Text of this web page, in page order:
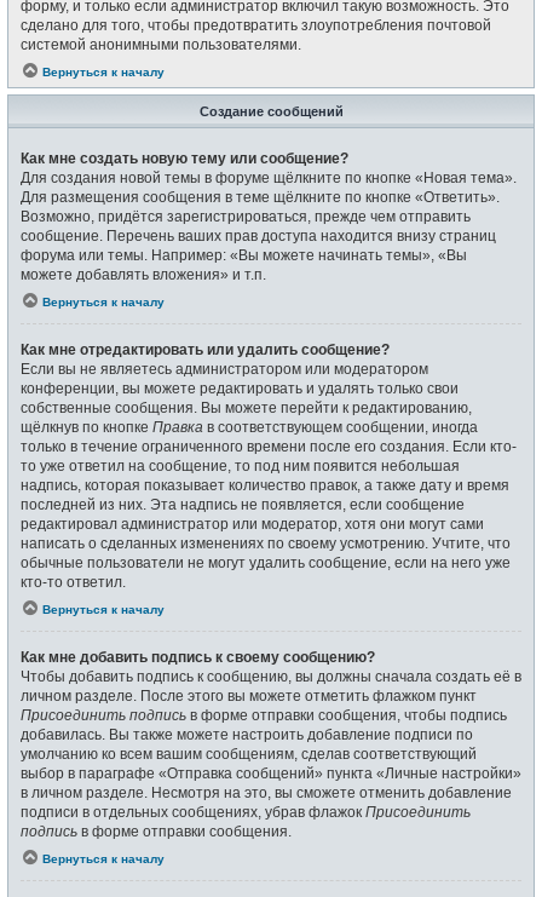
форму, и только если администратор включил такую возможность. Это
сделано для того, чтобы предотвратить злоупотребления почтовой
системой анонимными пользователями.
Вернуться к началу
Создание сообщений
Как мне создать новую тему или сообщение?
Для создания новой темы в форуме щёлкните по кнопке «Новая тема».
Для размещения сообщения в теме щёлкните по кнопке «Ответить».
Возможно, придётся зарегистрироваться, прежде чем отправить
сообщение. Перечень ваших прав доступа находится внизу страниц
форума или темы. Например: «Вы можете начинать темы», «Вы
можете добавлять вложения» и т.п.
Вернуться к началу
Как мне отредактировать или удалить сообщение?
Если вы не являетесь администратором или модератором
конференции, вы можете редактировать и удалять только свои
собственные сообщения. Вы можете перейти к редактированию,
щёлкнув по кнопке Правка в соответствующем сообщении, иногда
только в течение ограниченного времени после его создания. Если кто-
то уже ответил на сообщение, то под ним появится небольшая
надпись, которая показывает количество правок, а также дату и время
последней из них. Эта надпись не появляется, если сообщение
редактировал администратор или модератор, хотя они могут сами
написать о сделанных изменениях по своему усмотрению. Учтите, что
обычные пользователи не могут удалить сообщение, если на него уже
кто-то ответил.
Вернуться к началу
Как мне добавить подпись к своему сообщению?
Чтобы добавить подпись к сообщению, вы должны сначала создать её в
личном разделе. После этого вы можете отметить флажком пункт
Присоединить подпись в форме отправки сообщения, чтобы подпись
добавилась. Вы также можете настроить добавление подписи по
умолчанию ко всем вашим сообщениям, сделав соответствующий
выбор в параграфе «Отправка сообщений» пункта «Личные настройки»
в личном разделе. Несмотря на это, вы сможете отменить добавление
подписи в отдельных сообщениях, убрав флажок Присоединить
подпись в форме отправки сообщения.
Вернуться к началу